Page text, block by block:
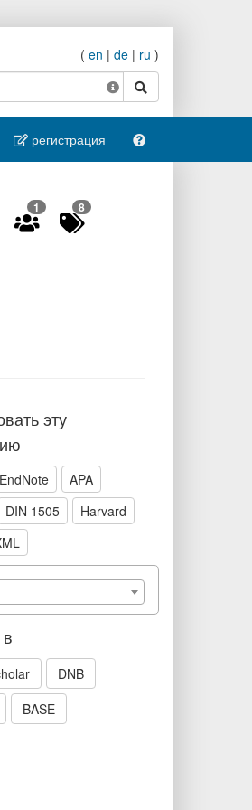
( en | de | ru )
поиск
регистрация
1 8
эту
EndNote
APA
DIN 1505
Harvard
DNB
BASE